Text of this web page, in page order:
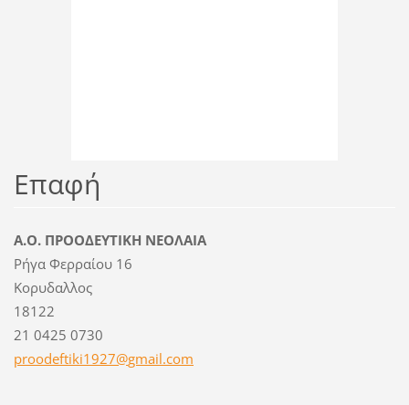
Επαφή
Α.Ο. ΠΡΟΟΔΕΥΤΙΚΗ ΝΕΟΛΑΙΑ
Ρήγα Φερραίου 16
Κορυδαλλος
18122
21 0425 0730
proodeftiki1927@gmail.com